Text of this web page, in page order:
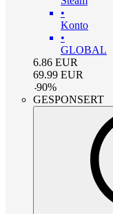
•
Konto
•
GLOBAL
6.86 EUR
69.99 EUR
-90%
GESPONSERT